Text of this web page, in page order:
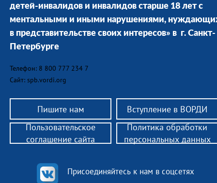
детей-инвалидов и инвалидов старше 18 лет с
ментальными и иными нарушениями,
в представительстве своих интересов» в г. Санкт-
Петербурге
Телефон: 8 800 777 234 7
Сайт: spb.vordi.org
Пишите нам Вступление в ВОРДИ
Присоединяйтесь к нам в соцсетях
Пользовательское
соглашение сайта
Политика обработки
персональных данных